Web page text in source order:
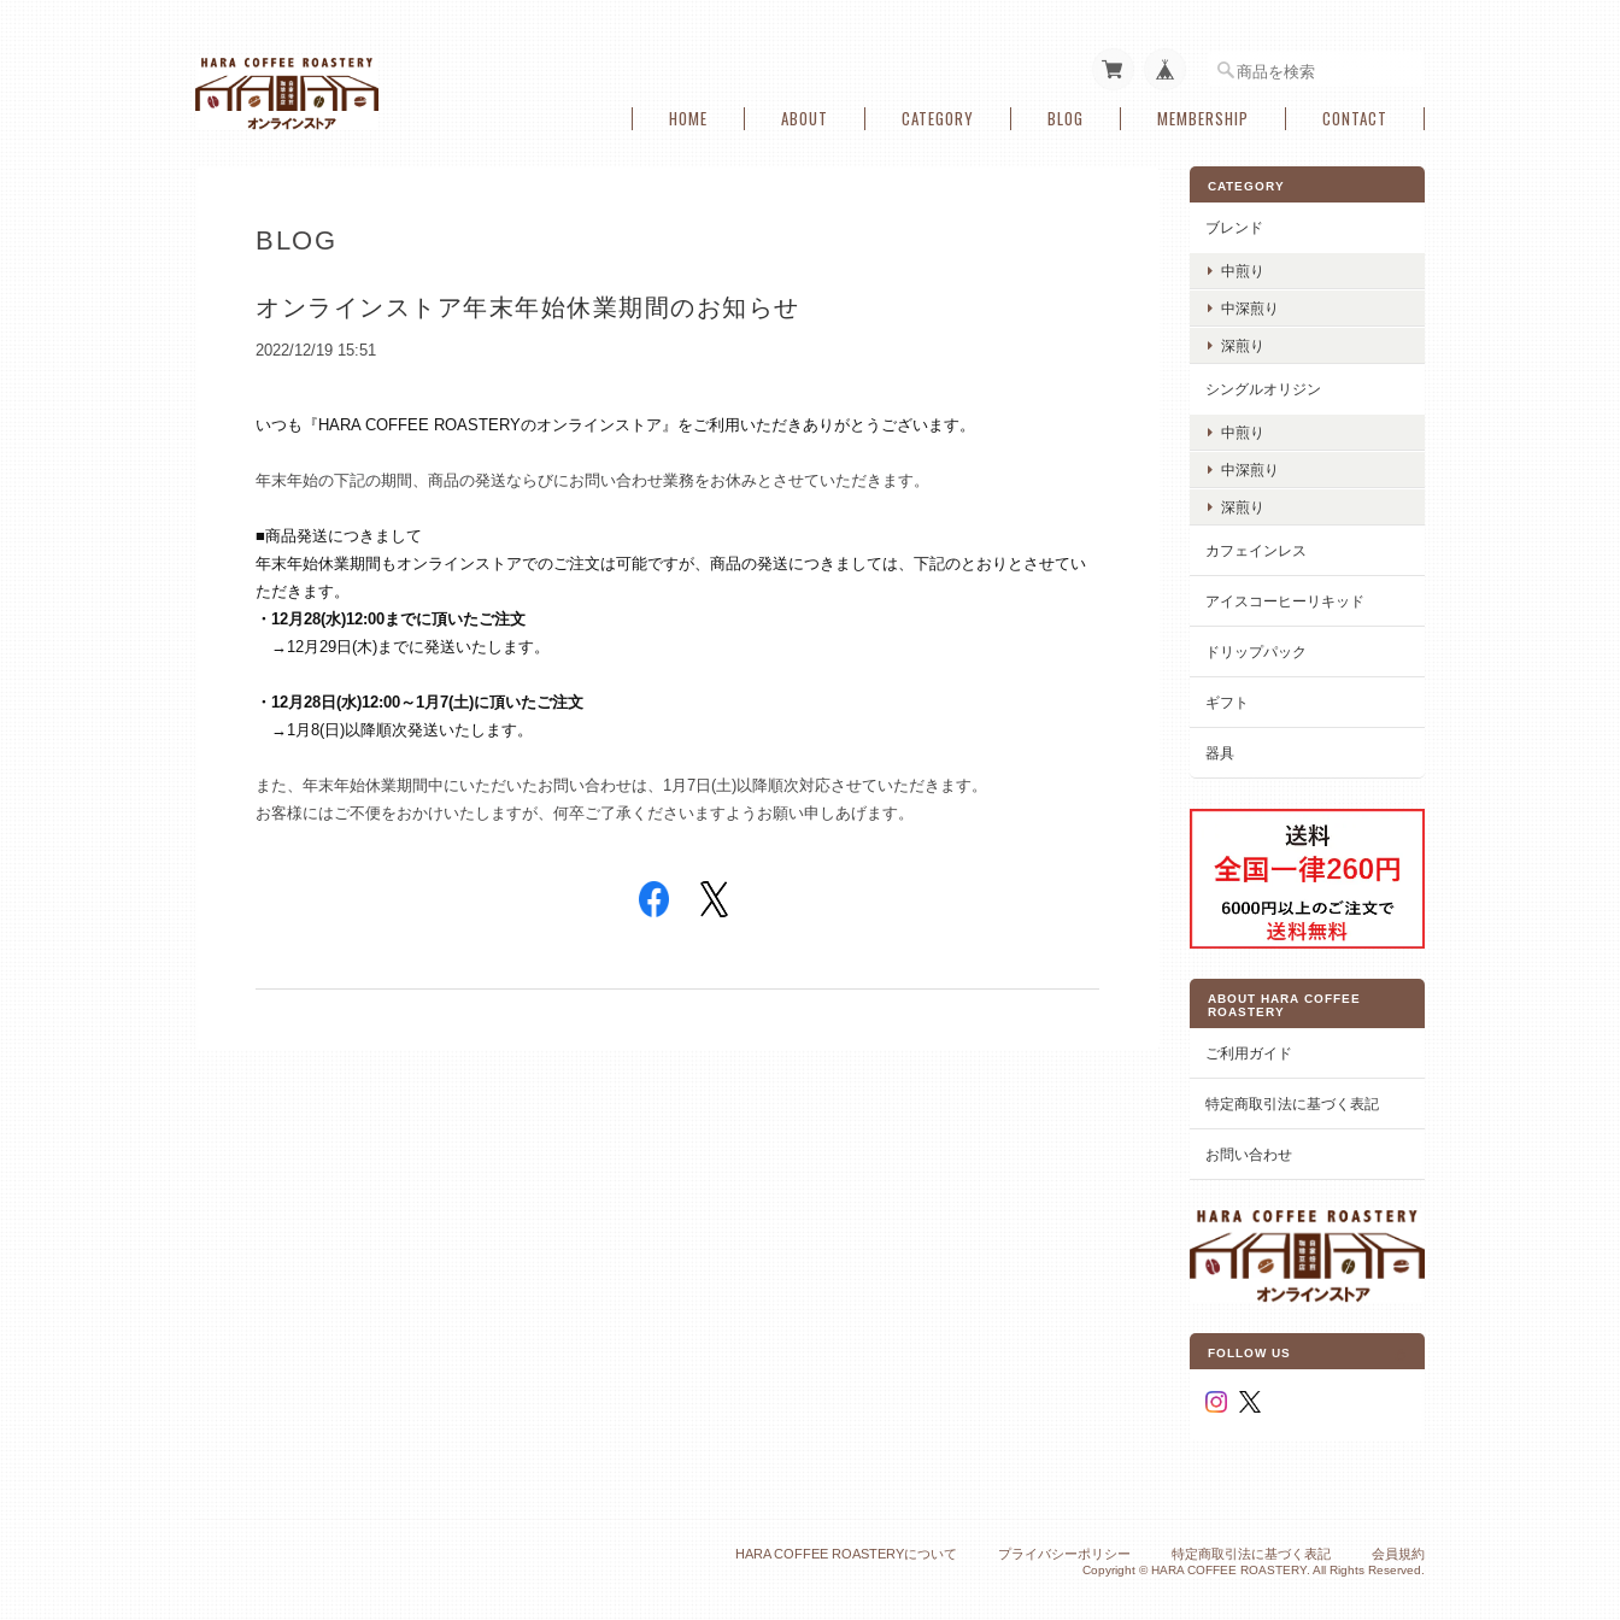
HOME ABOUT CATEGORY BLOG MEMBERSHIP CONTACT
BLOG
オンラインストア年末年始休業期間のお知らせ
2022/12/19 15:51
いつも『HARA COFFEE ROASTERYのオンラインストア』をご利用いただきありがとうございます。
年末年始の下記の期間、商品の発送ならびにお問い合わせ業務をお休みとさせていただきます。
■商品発送につきまして
年末年始休業期間もオンラインストアでのご注文は可能ですが、 商品の発送につきましては、下記のとおりとさせてい
ただきます。
・12月28(水)12:00までに頂いたご注文
→12月29日(木)までに発送いたします。
・12月28日(水)12:00～1月7(土)に頂いたご注文
→1月8(日)以降順次発送いたします。
また、年末年始休業期間中にいただいたお問い合わせは、1月7日(土)以降順次対応させていただきます。
お客様にはご不便をおかけいたしますが、何卒ご了承くださいますようお願い申しあげます。
CATEGORY
ブレンド
中煎り
中深煎り
深煎り
シングルオリジン
中煎り
中深煎り
深煎り
カフェインレス
アイスコーヒーリキッド
ドリップパック
ギフト
器具
ABOUT HARA COFFEE
ROASTERY
ご利用ガイド
特定商取引法に基づく表記
お問い合わせ
FOLLOW US
HARA COFFEE ROASTERYについて プライバシーポリシー 特定商取引法に基づく表記 会員規約
Copyright © HARA COFFEE ROASTERY. All Rights Reserved.